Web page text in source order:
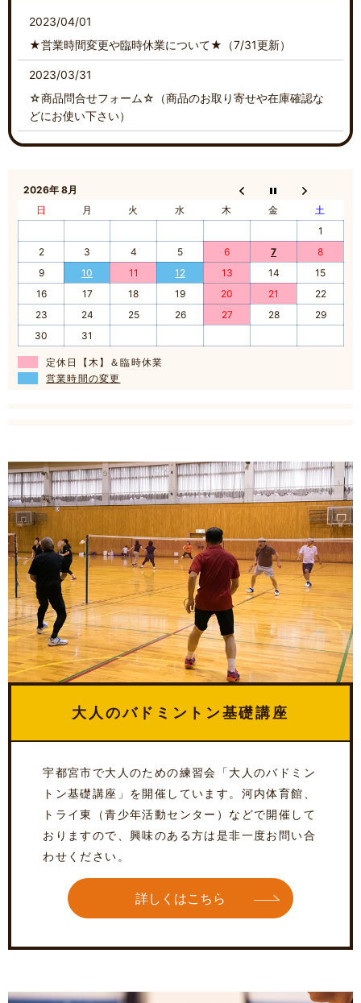
2023/04/01
★営業時間変更や臨時休業について★（7/31更新）
2023/03/31
☆商品問合せフォーム☆（商品のお取り寄せや在庫確認な
どにお使い下さい）
2026年 8月
日
月 火 水 木 金
土
1
2
3 4 5 6 7
8
9
10 11 12 13 14
15
16
17 18 19 20 21
22
23
24 25 26 27 28
29
30
31
定休日【木】＆臨時休業
営業時間の変更
大人のバドミントン基礎講座
宇都宮市で大人のための練習会「大人のバドミン
トン基礎講座」を開催しています。河内体育館、
トライ東（青少年活動センター）などで開催して
おりますので、興味のある方は是非一度お問い合
わせください。
詳しくはこちら